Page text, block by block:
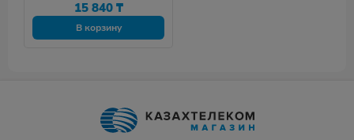
15 840 ₸
В корзину